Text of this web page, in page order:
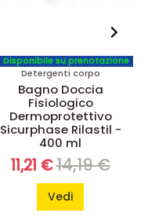
Disponibile su prenotazione
Detergenti corpo
Bagno Doccia
Fisiologico
Dermoprotettivo
Sicurphase Rilastil -
400 ml
11,21 €14,19 €
Vedi